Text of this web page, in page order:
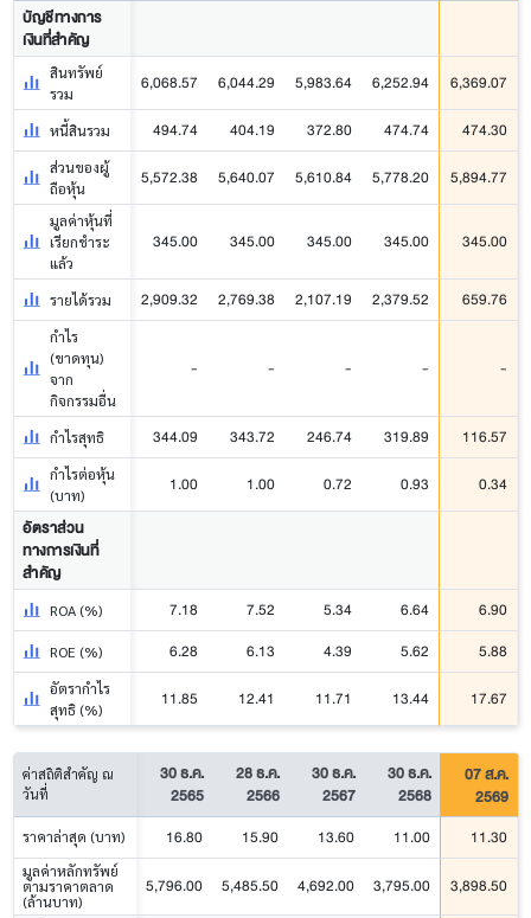
บัญชีทางการ
เงินที่สำคัญ
สินทรัพย์
รวม
6,068.57 6,044.29 5,983.64 6,252.94 6,369.07
หนี้สินรวม 494.74 404.19 372.80 474.74 474.30
ส่วนของผู้
ถือหุ้น
5,572.38 5,640.07 5,610.84 5,778.20 5,894.77
มูลค่าหุ้นที่
เรียกชำระ
แล้ว
345.00 345.00 345.00 345.00 345.00
รายได้รวม 2,909.32 2,769.38 2,107.19 2,379.52 659.76
กำไร
(ขาดทุน)
จาก
กิจกรรมอื่น
- - - - -
กำไรสุทธิ 344.09 343.72 246.74 319.89 116.57
กำไรต่อหุ้น
(บาท)
1.00 1.00 0.72 0.93
0.34
อัตราส่วน
ทางการเงินที่
สำคัญ
ROA (%) 7.18 7.52 5.34 6.64 6.90
ROE (%) 6.28 6.13 4.39 5.62 5.88
อัตรากำไร
สุทธิ (%)
11.85 12.41 11.71 13.44 17.67
ค่าสถิติสำคัญ ณ
วันที่
30 ธ.ค.
2565
28 ธ.ค.
2566
30 ธ.ค.
2567
30 ธ.ค.
2568
07 ส.ค.
2569
ราคาล่าสุด (บาท) 16.80 15.90 13.60 11.00 11.30
มูลค่าหลักทรัพย์
ตามราคาตลาด
(ล้านบาท)
5,796.00 5,485.50 4,692.00 3,795.00
3,898.50